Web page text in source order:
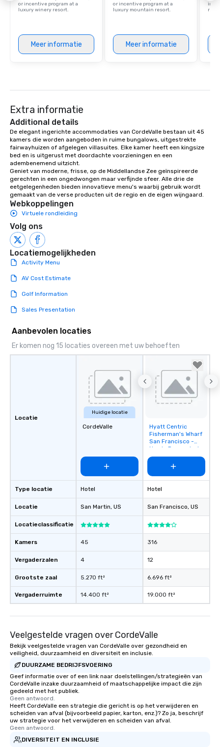
or incentive program at a
luxury winery resort.
Meer informatie
or incentive program at a
luxury mountain resort.
Meer informatie
Extra informatie
Additional details
De elegant ingerichte accommodaties van CordeValle bestaan uit 45
kamers die worden aangeboden in ruime bungalows, uitgestrekte
fairwayhuizen of afgelegen villasuites. Elke kamer heeft een kingsize
bed en is uitgerust met doordachte voorzieningen en een
adembenemend uitzicht.
Geniet van moderne, frisse, op de Middellandse Zee geïnspireerde
gerechten in een ongedwongen maar verfijnde sfeer. Alle drie de
eetgelegenheden bieden innovatieve menu's waarbij gebruik wordt
gemaakt van de verse producten uit de regio en de eigen wijngaard.
Webkoppelingen
Virtuele rondleiding
Volg ons
Locatiemogelijkheden
Activity Menu
AV Cost Estimate
Golf Information
Sales Presentation
Aanbevolen locaties
Er komen nog 15 locaties overeen met uw behoeften
Locatie
Type locatie
Locatie
Locatieclassificatie
Kamers
Vergaderzalen
Grootste zaal
Vergaderruimte
Huidige locatie
CordeValle
Hotel
San Martin, US
45
4
5.270 ft²
14.400 ft²
Removed from
favorites
Hyatt Centric
Fisherman's Wharf
San Francisco -
Newly Renovated
Hotel
San Francisco, US
316
12
6.696 ft²
19.000 ft²
Veelgestelde vragen over CordeValle
Bekijk veelgestelde vragen van CordeValle over gezondheid en
veiligheid, duurzaamheid en diversiteit en inclusie.
DUURZAME BEDRIJFSVOERING
Geef informatie over of een link naar doelstellingen/strategieën van
CordeValle inzake duurzaamheid of maatschappelijke impact die zijn
gedeeld met het publiek.
Geen antwoord.
Heeft CordeValle een strategie die gericht is op het verwijderen en
scheiden van afval (bijvoorbeeld papier, karton, enz.)? Zo ja, beschrijf
uw strategie voor het verwijderen en scheiden van afval.
Geen antwoord.
DIVERSITEIT EN INCLUSIE